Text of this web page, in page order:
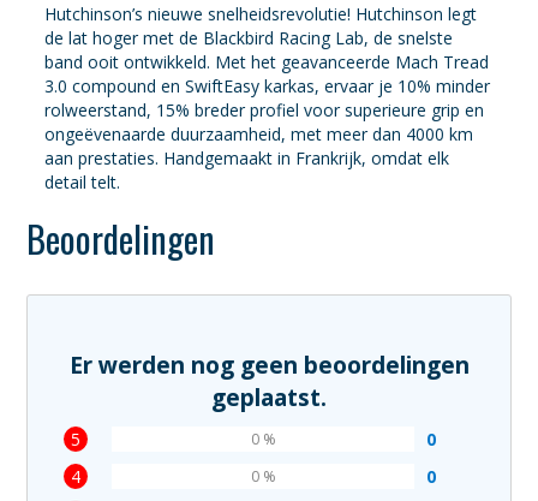
Hutchinson’s nieuwe snelheidsrevolutie! Hutchinson legt
de lat hoger met de Blackbird Racing Lab, de snelste
band ooit ontwikkeld. Met het geavanceerde Mach Tread
3.0 compound en SwiftEasy karkas, ervaar je 10% minder
rolweerstand, 15% breder profiel voor superieure grip en
ongeëvenaarde duurzaamheid, met meer dan 4000 km
aan prestaties. Handgemaakt in Frankrijk, omdat elk
detail telt.
Beoordelingen
Er werden nog geen beoordelingen
geplaatst.
5 0
0 %
4 0
0 %